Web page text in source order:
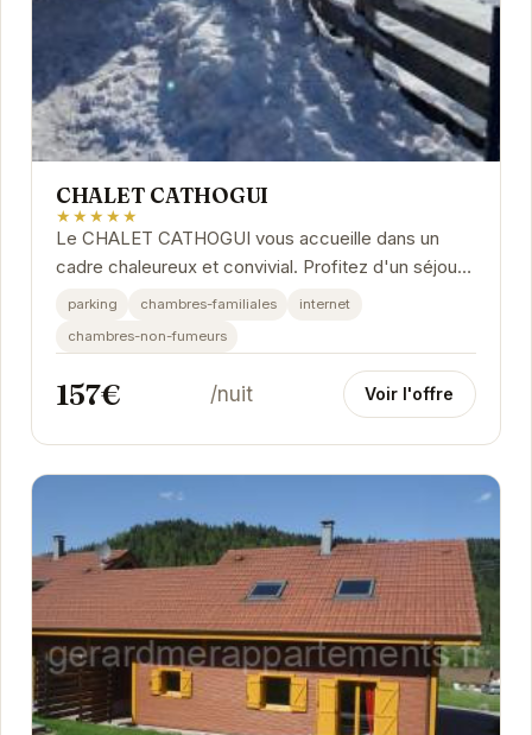
CHALET CATHOGUI
★★★★★
Le CHALET CATHOGUI vous accueille dans un
cadre chaleureux et convivial. Profitez d'un séjour
relaxant dans ce chalet confortable, idéalement...
parking chambres-familiales
internet
chambres-non-fumeurs
157€ /nuit Voir l'offre